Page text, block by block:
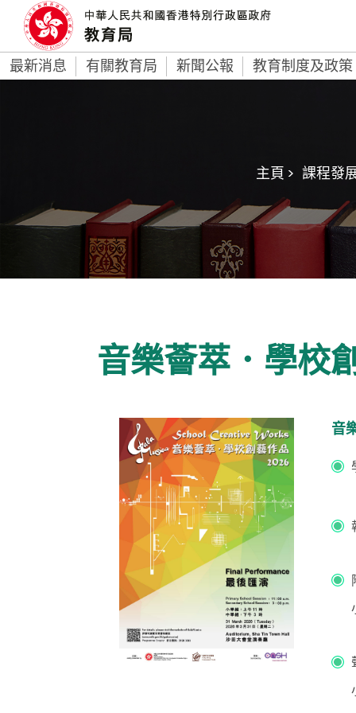
最新消息 有關教育局 新聞公報 教育制度及政策
主頁 > 課程發
音樂薈萃．學校
音